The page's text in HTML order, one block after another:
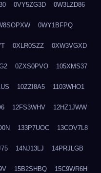
0VY5ZG3D 0W3LZD86
0WY1BFPQ
0XLR0SZZ 0XW3VGXD
0ZXS0PVO 105XMS37
10ZZI8A5 1103WHO1
12FS3WHV 12HZ1JWW
133P7UOC 13COV7L8
14NJ13LJ 14PRJLGB
15B2SHBQ 15C9WR6H